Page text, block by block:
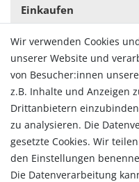
Einkaufen
Zahlungsarten
Versandarten & -kosten
Widerrufsrecht
Vertrag widerrufen
Konto
Login
Registrieren
Warenkorb
Zur Kasse
Wir verwenden Cookies
unserer Website und
von Besucher:innen
z.B. Inhalte und Anzeigen
Drittanbietern
zu analysieren. Die
gesetzte Cookies. Wir
den Einstellungen
Die Datenverarbeitung